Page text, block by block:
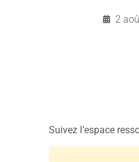
2
Suivez l’espace